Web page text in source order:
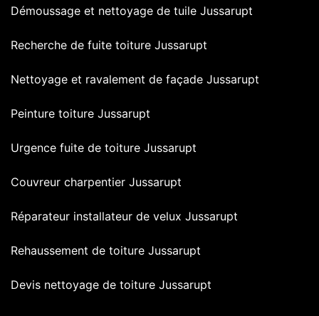
Démoussage et nettoyage de tuile Jussarupt
Recherche de fuite toiture Jussarupt
Nettoyage et ravalement de façade Jussarupt
Peinture toiture Jussarupt
Urgence fuite de toiture Jussarupt
Couvreur charpentier Jussarupt
Réparateur installateur de velux Jussarupt
Rehaussement de toiture Jussarupt
Devis nettoyage de toiture Jussarupt